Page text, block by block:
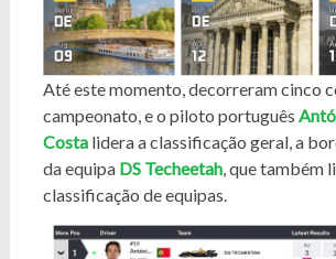
Até este momento, decorreram cinco
campeonato, e o piloto português
Costalidera a classificação geral, a
da equipa DS Techeetah, que também
classificação de equipas.